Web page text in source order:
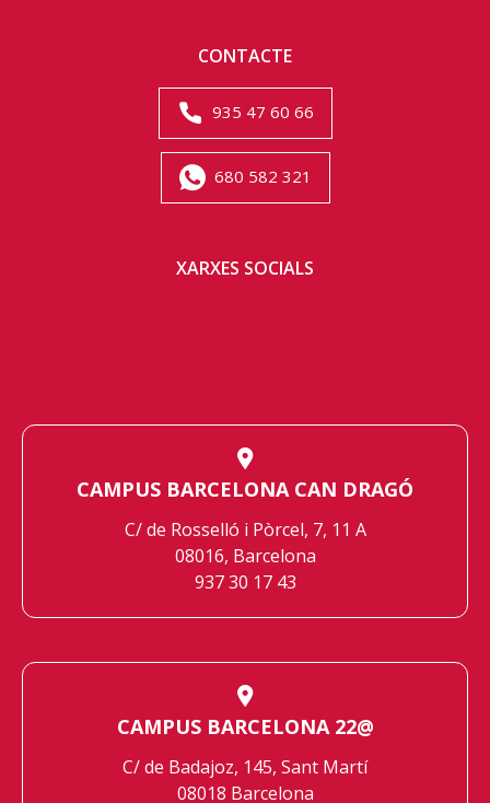
CONTACTE
935 47 60 66
680 582 321
XARXES SOCIALS
CAMPUS BARCELONA CAN DRAGÓ
C/ de Rosselló i Pòrcel, 7, 11 A
08016, Barcelona
937 30 17 43
CAMPUS BARCELONA 22@
C/ de Badajoz, 145, Sant Martí
08018 Barcelona